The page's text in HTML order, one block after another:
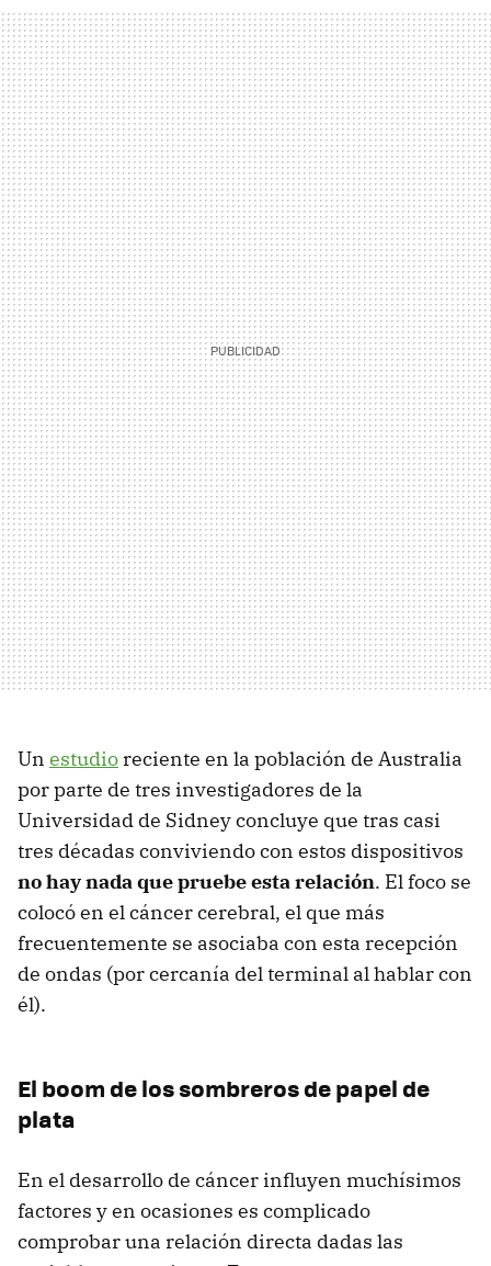
Un estudio reciente en la población de Australia
por parte de tres investigadores de la
Universidad de Sidney concluye que tras casi
tres décadas conviviendo con estos dispositivos
no hay nada que pruebe esta relación. El foco se
colocó en el cáncer cerebral, el que más
frecuentemente se asociaba con esta recepción
de ondas (por cercanía del terminal al hablar con
él).
El boom de los sombreros de papel de
plata
En el desarrollo de cáncer influyen muchísimos
factores y en ocasiones es complicado
comprobar una relación directa dadas las